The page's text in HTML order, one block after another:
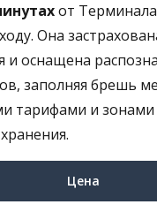
от
Она
и оснащена
заполняя брешь
тарифами и зонами
Цена